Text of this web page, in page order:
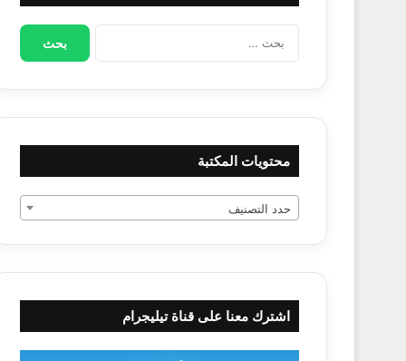
البحث
محتويات المكتبة
حدد التصنيف
اشترك معنا على قناة تيليجرام